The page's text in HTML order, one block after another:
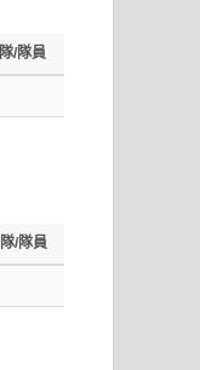
/隊員
/隊員